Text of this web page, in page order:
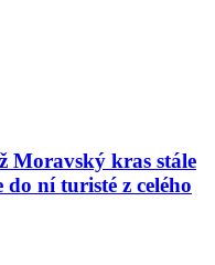
Moravský kras stále
ní turisté z celého